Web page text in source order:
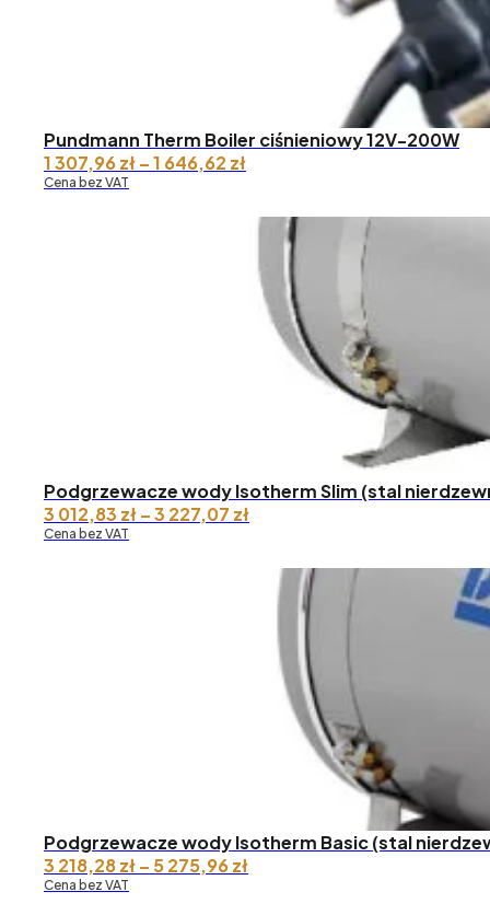
Pundmann Therm Boiler ciśnieniowy 12V-200W
1 307,96zł–1 646,62 złZakres
307,96 zł
646,62 zł
Cena bez VAT
Podgrzewacze wody Isotherm Slim (stal
3 012,83 zł–3 227,07 złZakres
012,83 zł
do 3
227,07 zł
Cena bez VAT
Podgrzewacze wody Isotherm Basic (stal
3 218,28zł– 5 275,96złZakres
Cena bez VAT